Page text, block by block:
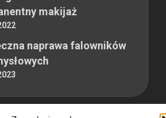
makijaż
naprawa falowników